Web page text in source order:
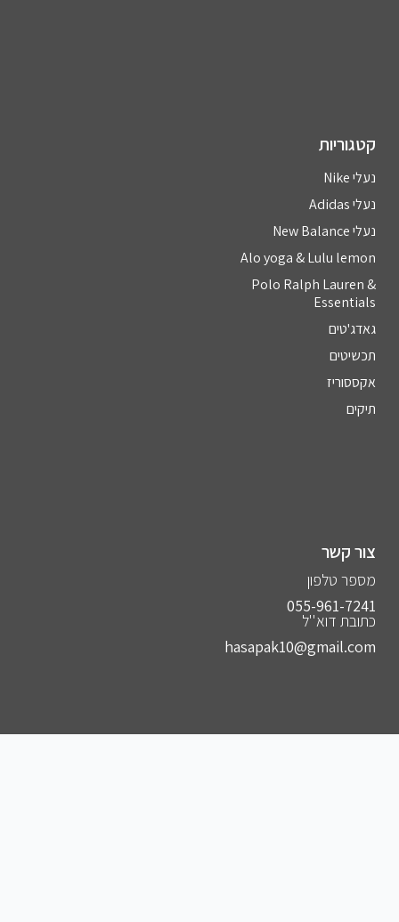
קטגוריות
נעלי Nike
נעלי Adidas
נעלי New Balance
Alo yoga & Lulu lemon
Polo Ralph Lauren &
Essentials
גאדג'טים
תכשיטים
אקססוריז
תיקים
צור קשר
מספר טלפון
055-961-7241⁩
כתובת דוא''ל
hasapak10@gmail.com